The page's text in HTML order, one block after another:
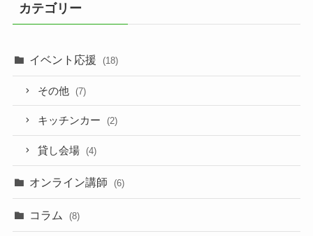
カテゴリー
イベント応援 (18)
その他 (7)
キッチンカー (2)
貸し会場 (4)
オンライン講師 (6)
コラム (8)